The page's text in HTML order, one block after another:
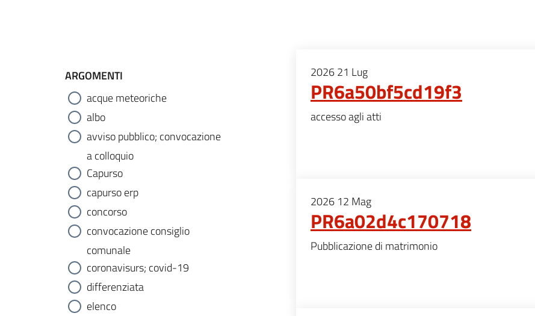
ARGOMENTI
acque meteoriche
albo
avviso pubblico; convocazione
a colloquio
Capurso
capurso erp
concorso
convocazione consiglio
comunale
coronavisurs; covid-19
differenziata
elenco
202621 Lug
PR6a50bf5cd19f3
accesso agli atti
2026 12 Mag
PR6a02d4c170718
Pubblicazione di matrimonio